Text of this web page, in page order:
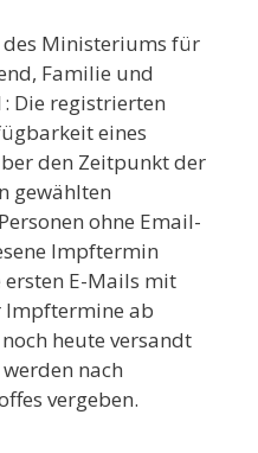
Ministeriums für
Familie und
Die registrierten
eines
den Zeitpunkt der
gewählten
ohne Email-
Impftermin
E-Mails mit
ab
heute versandt
nach
vergeben.